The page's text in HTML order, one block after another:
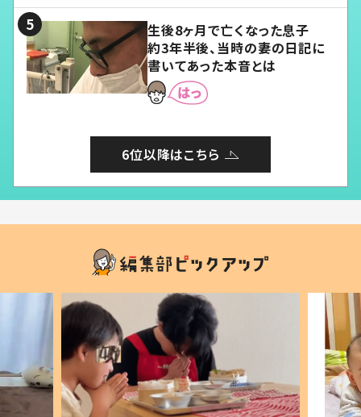
生後8ヶ月で亡くなった息子
約3年半後、当時の妻の日記に
書いてあった本音とは
6位以降はこちら